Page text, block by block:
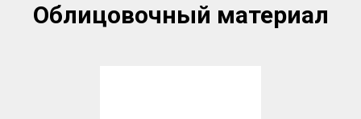
Облицовочный материал